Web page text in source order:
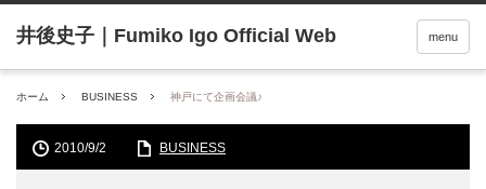
menu
ホーム BUSINESS 神戸にて企画会議♪
2010/9/2 BUSINESS